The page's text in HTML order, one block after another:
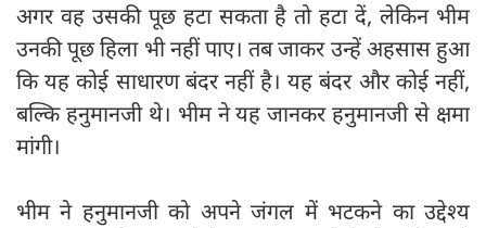
अगर वह उसकी पूछ हटा सकता है तो हटा दें, लेकिन भीम
उनकी पूछ हिला भी नहीं पाए। तब जाकर उन्हें अहसास हुआ
कि यह कोई साधारण बंदर नहीं है। यह बंदर और कोई नहीं,
बल्कि हनुमानजी थे। भीम ने यह जानकर हनुमानजी से क्षमा
मांगी।
भीम ने हनुमानजी को अपने जंगल में भटकने का उद्देश्‍य